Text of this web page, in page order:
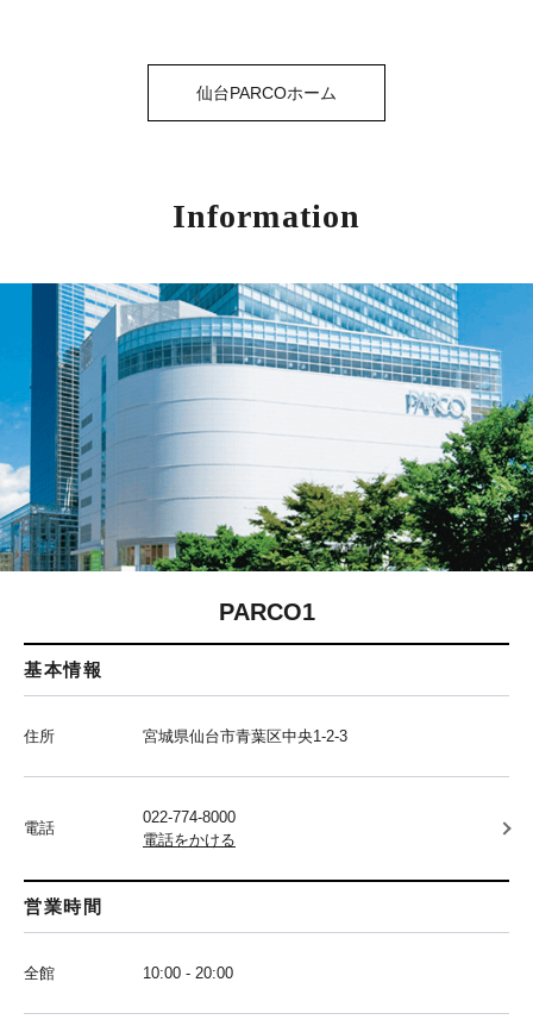
仙台PARCOホーム
Information
PARCO1
基本情報
住所 宮城県仙台市青葉区中央1-2-3
電話
022-774-8000
電話をかける
営業時間
全館 10:00 - 20:00